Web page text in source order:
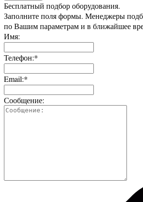
Бесплатный подбор оборудования.
Заполните поля формы. Менеджеры
по Вашим параметрам и в ближайшее
Имя:
Телефон:*
Email:*
Сообщение: